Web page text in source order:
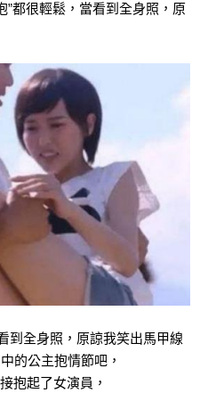
”都很輕鬆，當看到全身照，原
到全身照，原諒我笑出馬甲線
的公主抱情節吧，
抱起了女演員，